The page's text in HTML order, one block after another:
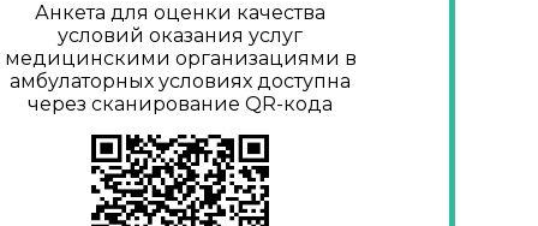
Анкета для оценки качества
условий оказания услуг
медицинскими организациями в
амбулаторных условиях доступна
через сканирование QR-кода